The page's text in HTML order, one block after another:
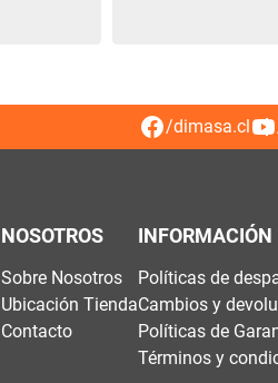
/dimasa.cl
NOSOTROS
Sobre Nosotros
Ubicación Tienda
Contacto
INFORMACIÓN
Políticas de
Cambios y
Políticas de
Términos y